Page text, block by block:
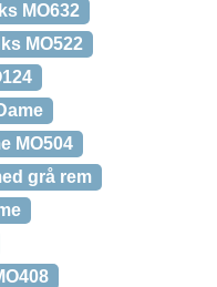
MO632
MO522
MO504
grå rem